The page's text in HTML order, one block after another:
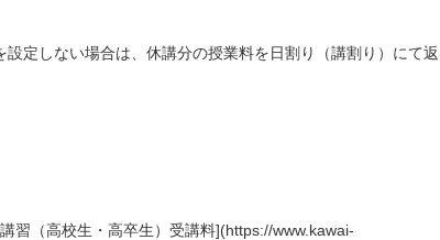
定しない場合は、休講分の授業料を日割り（講割り）にて返
習（高校生・高卒生）受講料](https://www.kawai-